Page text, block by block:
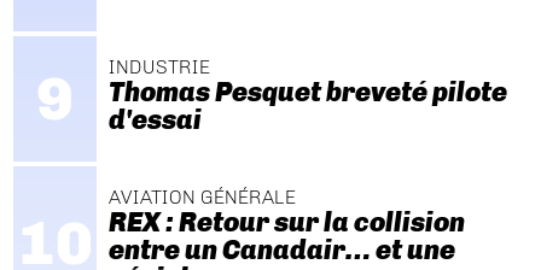
INDUSTRIE
Thomas Pesquet breveté pilote
d'essai
AVIATION GÉNÉRALE
REX : Retour sur la collision
entre un Canadair… et une